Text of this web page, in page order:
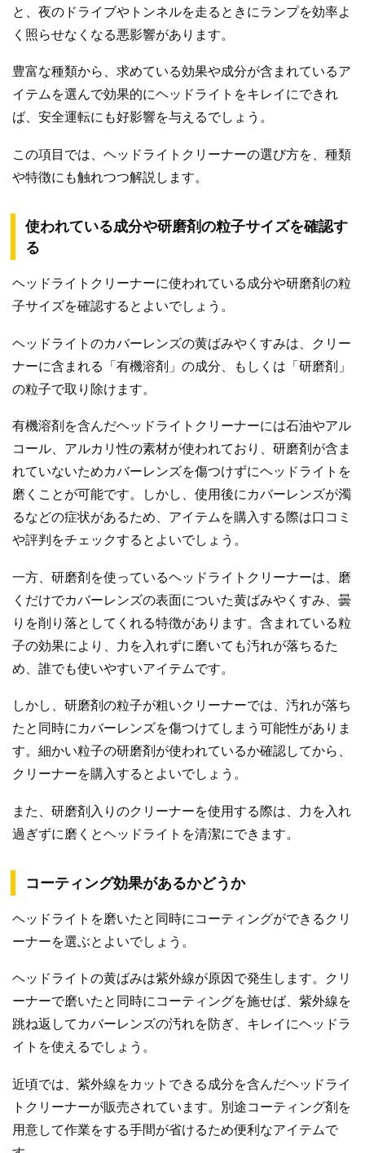
と、夜のドライブやトンネルを走るときにランプを効率よ
く照らせなくなる悪影響があります。
豊富な種類から、求めている効果や成分が含まれているア
イテムを選んで効果的にヘッドライトをキレイにできれ
ば、安全運転にも好影響を与えるでしょう。
この項目では、ヘッドライトクリーナーの選び方を、種類
や特徴にも触れつつ解説します。
使われている成分や研磨剤の粒子サイズを確認す
る
ヘッドライトクリーナーに使われている成分や研磨剤の粒
子サイズを確認するとよいでしょう。
ヘッドライトのカバーレンズの黄ばみやくすみは、クリー
ナーに含まれる「有機溶剤」の成分、もしくは「研磨剤」
の粒子で取り除けます。
有機溶剤を含んだヘッドライトクリーナーには石油やアル
コール、アルカリ性の素材が使われており、研磨剤が含ま
れていないためカバーレンズを傷つけずにヘッドライトを
磨くことが可能です。しかし、使用後にカバーレンズが濁
るなどの症状があるため、アイテムを購入する際は口コミ
や評判をチェックするとよいでしょう。
一方、研磨剤を使っているヘッドライトクリーナーは、磨
くだけでカバーレンズの表面についた黄ばみやくすみ、曇
りを削り落としてくれる特徴があります。含まれている粒
子の効果により、力を入れずに磨いても汚れが落ちるた
め、誰でも使いやすいアイテムです。
しかし、研磨剤の粒子が粗いクリーナーでは、汚れが落ち
たと同時にカバーレンズを傷つけてしまう可能性がありま
す。細かい粒子の研磨剤が使われているか確認してから、
クリーナーを購入するとよいでしょう。
また、研磨剤入りのクリーナーを使用する際は、力を入れ
過ぎずに磨くとヘッドライトを清潔にできます。
コーティング効果があるかどうか
ヘッドライトを磨いたと同時にコーティングができるクリ
ーナーを選ぶとよいでしょう。
ヘッドライトの黄ばみは紫外線が原因で発生します。クリ
ーナーで磨いたと同時にコーティングを施せば、紫外線を
跳ね返してカバーレンズの汚れを防ぎ、キレイにヘッドラ
イトを使えるでしょう。
近頃では、紫外線をカットできる成分を含んだヘッドライ
トクリーナーが販売されています。別途コーティング剤を
用意して作業をする手間が省けるため便利なアイテムで